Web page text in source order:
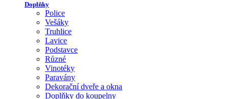
Doplňky
Police
Vešáky
Truhlice
Lavice
Podstavce
Různé
Vinotéky
Paravány
Dekorační dveře a okna
Doplňky do koupelny